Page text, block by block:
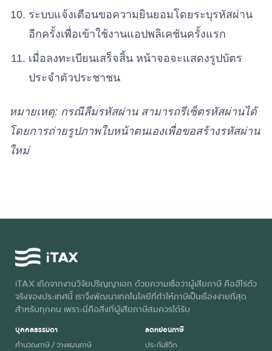
พรรคพลังประชาธิปไตย
ระบบแจ้งเตือนขอความยินยอมโดยระบุรหัสผ่าน
อีกครั้งเพื่อเข้าใช้งานแอปพลิเคชันครั้งแรก
เมื่อลงทะเบียนเสร็จสิ้น หน้าจอจะแสดงรูปบัตร
ประจำตัวประชาชน
หมายเหตุ: กรณีลืมรหัสผ่าน สามารถรีเซ็ตรหัสผ่านได้
โดยการถ่ายรูปภาพใบหน้าตนเองเพื่อขอสร้างรหัสผ่าน
ใหม่
iTAX เกิดจากงานวิจัยปริญญาเอก ด้วยความเชื่อว่าผู้เสียภาษี คือฮีโร่ตัว
จริงของประเทศนี้ เราจึงพัฒนาเทคโนโลยีที่ทำให้ภาษีเป็นเรื่องง่ายที่สุด
สำหรับทุกคน เพราะนี่คือสิ่งที่ผู้เสียภาษีสมควรได้รับ
บุคคลธรรมดา
คำนวณภาษี / วางแผนภาษี
ลดหย่อนภาษี
ประกันชีวิต